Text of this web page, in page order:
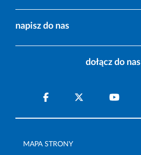
napisz do nas
dołącz do nas
MAPA STRONY